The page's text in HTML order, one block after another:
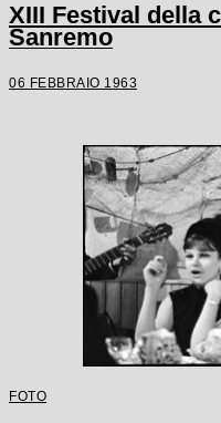
XIII Festival della
Sanremo
06 FEBBRAIO 1963
FOTO